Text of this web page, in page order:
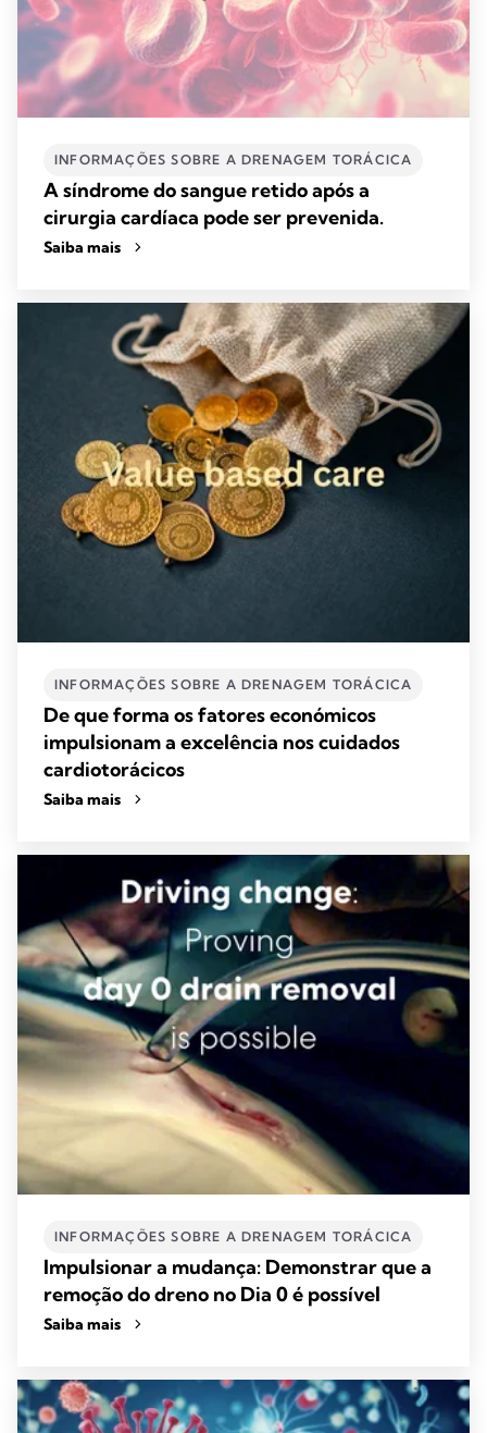
INFORMAÇÕES SOBRE A DRENAGEM TORÁCICA
A síndrome do sangue retido após a
cirurgia cardíaca pode ser prevenida.
Saiba mais
INFORMAÇÕES SOBRE A DRENAGEM TORÁCICA
De que forma os fatores económicos
impulsionam a excelência nos cuidados
cardiotorácicos
Saiba mais
INFORMAÇÕES SOBRE A DRENAGEM TORÁCICA
Impulsionar a mudança: Demonstrar que a
remoção do dreno no Dia 0 é possível
Saiba mais